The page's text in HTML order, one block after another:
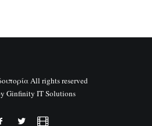
All rights reserved
Ginfinity IT Solutions